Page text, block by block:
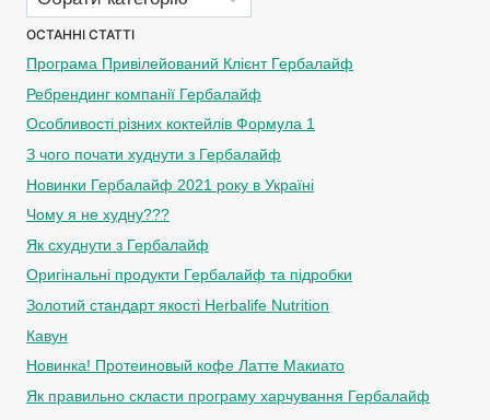
ОСТАННІ СТАТТІ
Програма Привілейований Клієнт Гербалайф
Ребрендинг компанії Гербалайф
Особливості різних коктейлів Формула 1
З чого почати худнути з Гербалайф
Новинки Гербалайф 2021 року в Україні
Чому я не худну???
Як схуднути з Гербалайф
Оригінальні продукти Гербалайф та підробки
Золотий стандарт якості Herbalife Nutrition
Кавун
Новинка! Протеиновый кофе Латте Макиато
Як правильно скласти програму харчування Гербалайф